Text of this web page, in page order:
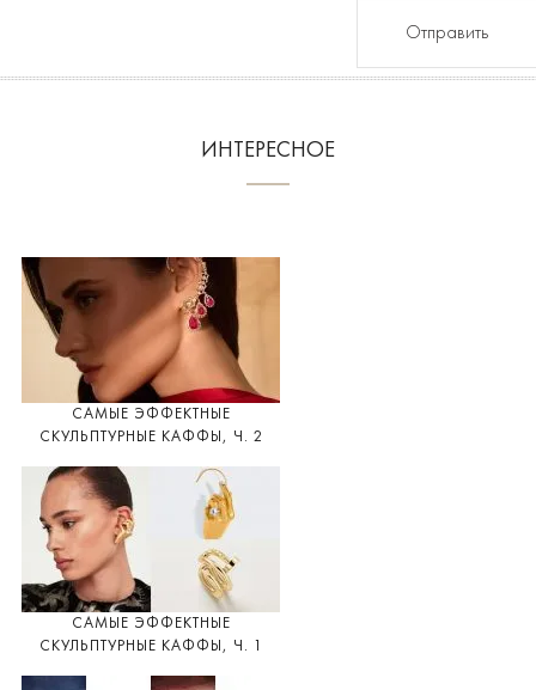
Отправить
ИНТЕРЕСНОЕ
САМЫЕ ЭФФЕКТНЫЕ
СКУЛЬПТУРНЫЕ КАФФЫ, Ч. 2
САМЫЕ ЭФФЕКТНЫЕ
СКУЛЬПТУРНЫЕ КАФФЫ, Ч. 1